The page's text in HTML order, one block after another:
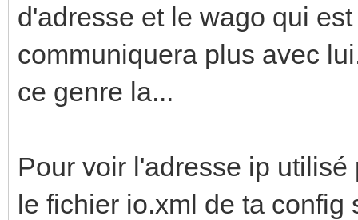
d'adresse et le wago qui
communiquera plus avec
ce genre la...
Pour voir l'adresse ip
le fichier io.xml de ta config